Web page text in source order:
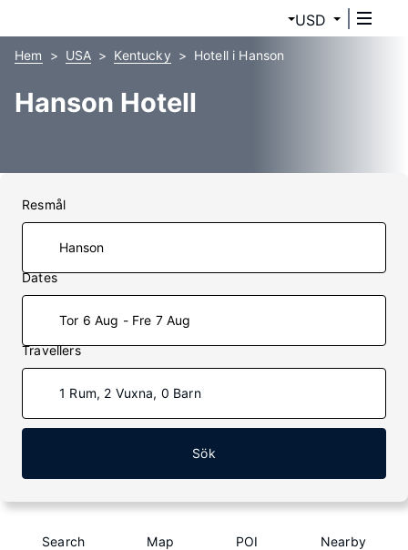
USD
Hem USA Kentucky Hotell i Hanson
Hanson Hotell
Resmål
Dates
Tor 6 Aug - Fre 7 Aug
Travellers
1 Rum, 2 Vuxna, 0 Barn
Sök
Search Map POI Nearby